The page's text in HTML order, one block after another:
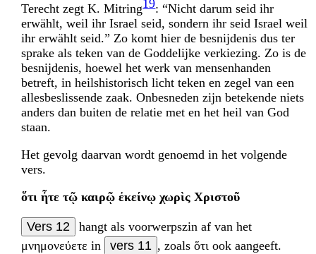
Terecht zegt K. Mitring19: “Nicht darum seid ihr
erwählt, weil ihr Israel seid, sondern ihr seid Israel weil
ihr erwählt seid.” Zo komt hier de besnijdenis dus ter
sprake als teken van de Goddelijke verkiezing. Zo is de
besnijdenis, hoewel het werk van mensen­handen
betreft, in heilshistorisch licht teken en zegel van een
allesbeslissende zaak. Onbesneden zijn betekende niets
anders dan buiten de relatie met en het heil van God
staan.
Het gevolg daarvan wordt genoemd in het volgende
vers.
ὅτι ἦτε τῷ καιρῷ ἐκείνῳ χωρὶς Χριστοῦ
Vers 12
hangt als voorwerpszin af van het
μνημονεύετε in
vers 11 , zoals ὅτι ook aangeeft.